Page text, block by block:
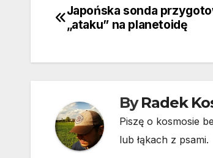
Nawigacja
Japońska sonda
„ataku” na planetoidę
ByRadek
Piszę o kosmosie
lub łąkach z psami.